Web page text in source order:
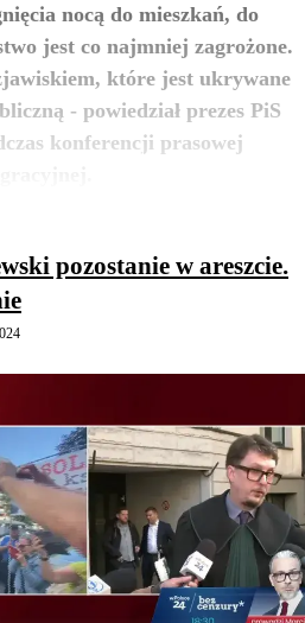
nocą do mieszkań, do
jest co najmniej zagrożone.
które jest ukrywane
- powiedział prezes PiS
konferencji prasowej
zobacz więcej
pozostanie w areszcie.